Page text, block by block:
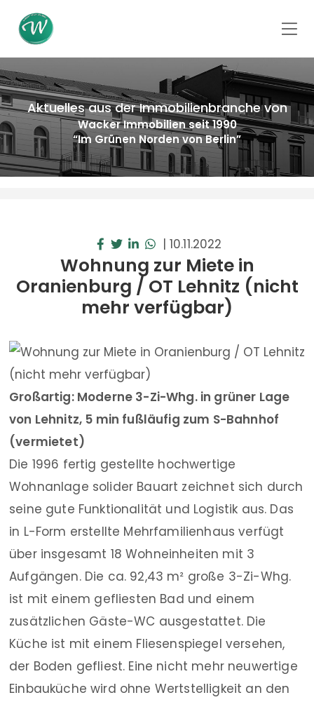
Aktuelles aus der Immobilienbranche von
Wacker Immobilien seit 1990
“Im Grünen Norden von Berlin”
| 10.11.2022
Wohnung zur Miete in
Oranienburg / OT Lehnitz (nicht
mehr verfügbar)
Großartig: Moderne 3-Zi-Whg. in grüner Lage
von Lehnitz, 5 min fußläufig zum S-Bahnhof
(vermietet)
Die 1996 fertig gestellte hochwertige
Wohnanlage solider Bauart zeichnet sich durch
seine gute Funktionalität und Logistik aus. Das
in L-Form erstellte Mehrfamilienhaus verfügt
über insgesamt 18 Wohneinheiten mit 3
Aufgängen. Die ca. 92,43 m² große 3-Zi-Whg.
ist mit einem gefliesten Bad und einem
zusätzlichen Gäste-WC ausgestattet. Die
Küche ist mit einem Fliesenspiegel versehen,
der Boden gefliest. Eine nicht mehr neuwertige
Einbauküche wird ohne Wertstelligkeit an den